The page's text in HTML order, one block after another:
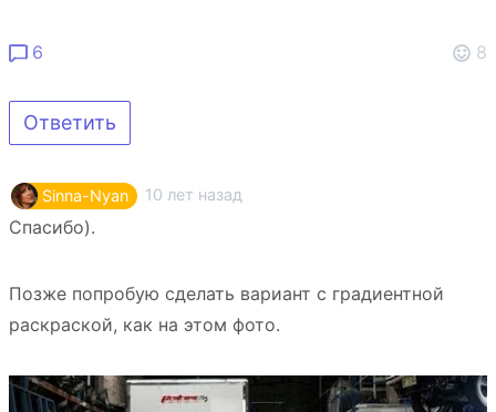
6 8
Ответить
Sinna-Nyan 10 лет назад
Спасибо).
Позже попробую сделать вариант с градиентной
раскраской, как на этом фото.